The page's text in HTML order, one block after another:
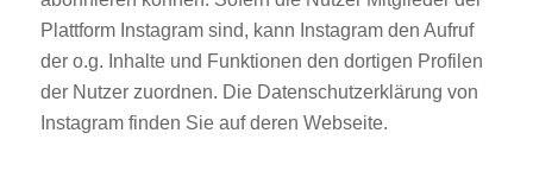
Plattform Instagram sind, kann Instagram den Aufruf
der o.g. Inhalte und Funktionen den dortigen Profilen
der Nutzer zuordnen. Die Datenschutzerklärung von
Instagram finden Sie auf deren Webseite.